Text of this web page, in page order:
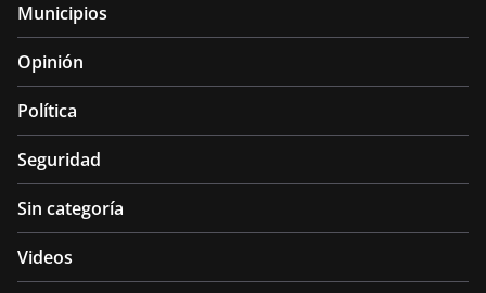
Municipios
Opinión
Política
Seguridad
Sin categoría
Videos